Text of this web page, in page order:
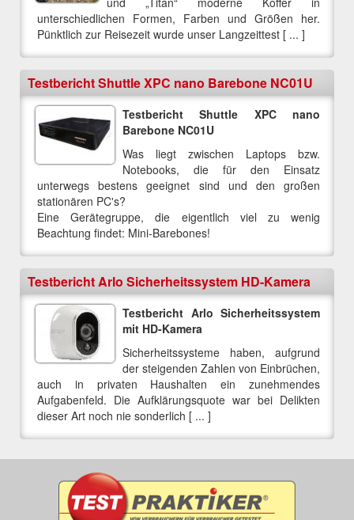
unterschiedlichen Formen, Farben und Größen her.
Pünktlich zur Reisezeit wurde unser Langzeittest [ ... ]
Testbericht Shuttle XPC nano Barebone NC01U
Testbericht Shuttle XPC nano
Barebone NC01U
Was liegt zwischen Laptops bzw.
Notebooks, die für den Einsatz
unterwegs bestens geeignet sind und den großen
stationären PC's?
Eine Gerätegruppe, die eigentlich viel zu wenig
Beachtung findet: Mini-Barebones!
Testbericht Arlo Sicherheitssystem HD-Kamera
Testbericht Arlo Sicherheitssystem
mit HD-Kamera
Sicherheitssysteme haben, aufgrund
der steigenden Zahlen von Einbrüchen,
auch in privaten Haushalten ein zunehmendes
Aufgabenfeld. Die Aufklärungsquote war bei Delikten
dieser Art noch nie sonderlich [ ... ]